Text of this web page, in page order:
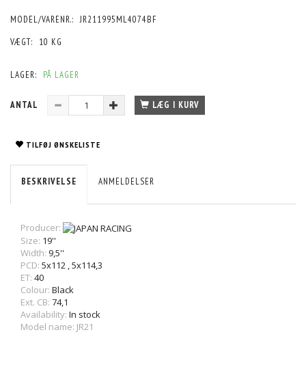
MODEL/VARENR.: JR211995ML4074BF
VÆGT:
10 KG
LAGER: PÅ LAGER
ANTAL LÆG I KURV
TILFØJ ØNSKELISTE
BESKRIVELSE ANMELDELSER
Producer:
Size: 19''
Width: 9,5''
PCD: 5x112 ,5x114,3
ET: 40
Colour: Black
Ext. CB: 74,1
Availability: In stock
Model name: JR21